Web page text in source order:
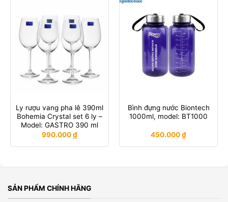
Ly rượu vang pha lê 390ml
Bohemia Crystal set 6 ly –
Model: GASTRO 390 ml
990.000₫
Bình đựng nước Biontech
1000ml, model: BT1000
450.000₫
SẢN PHẨM CHÍNH HÃNG